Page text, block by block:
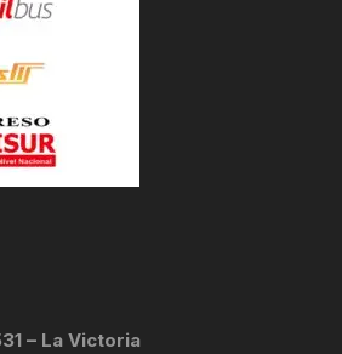
– La Victoria